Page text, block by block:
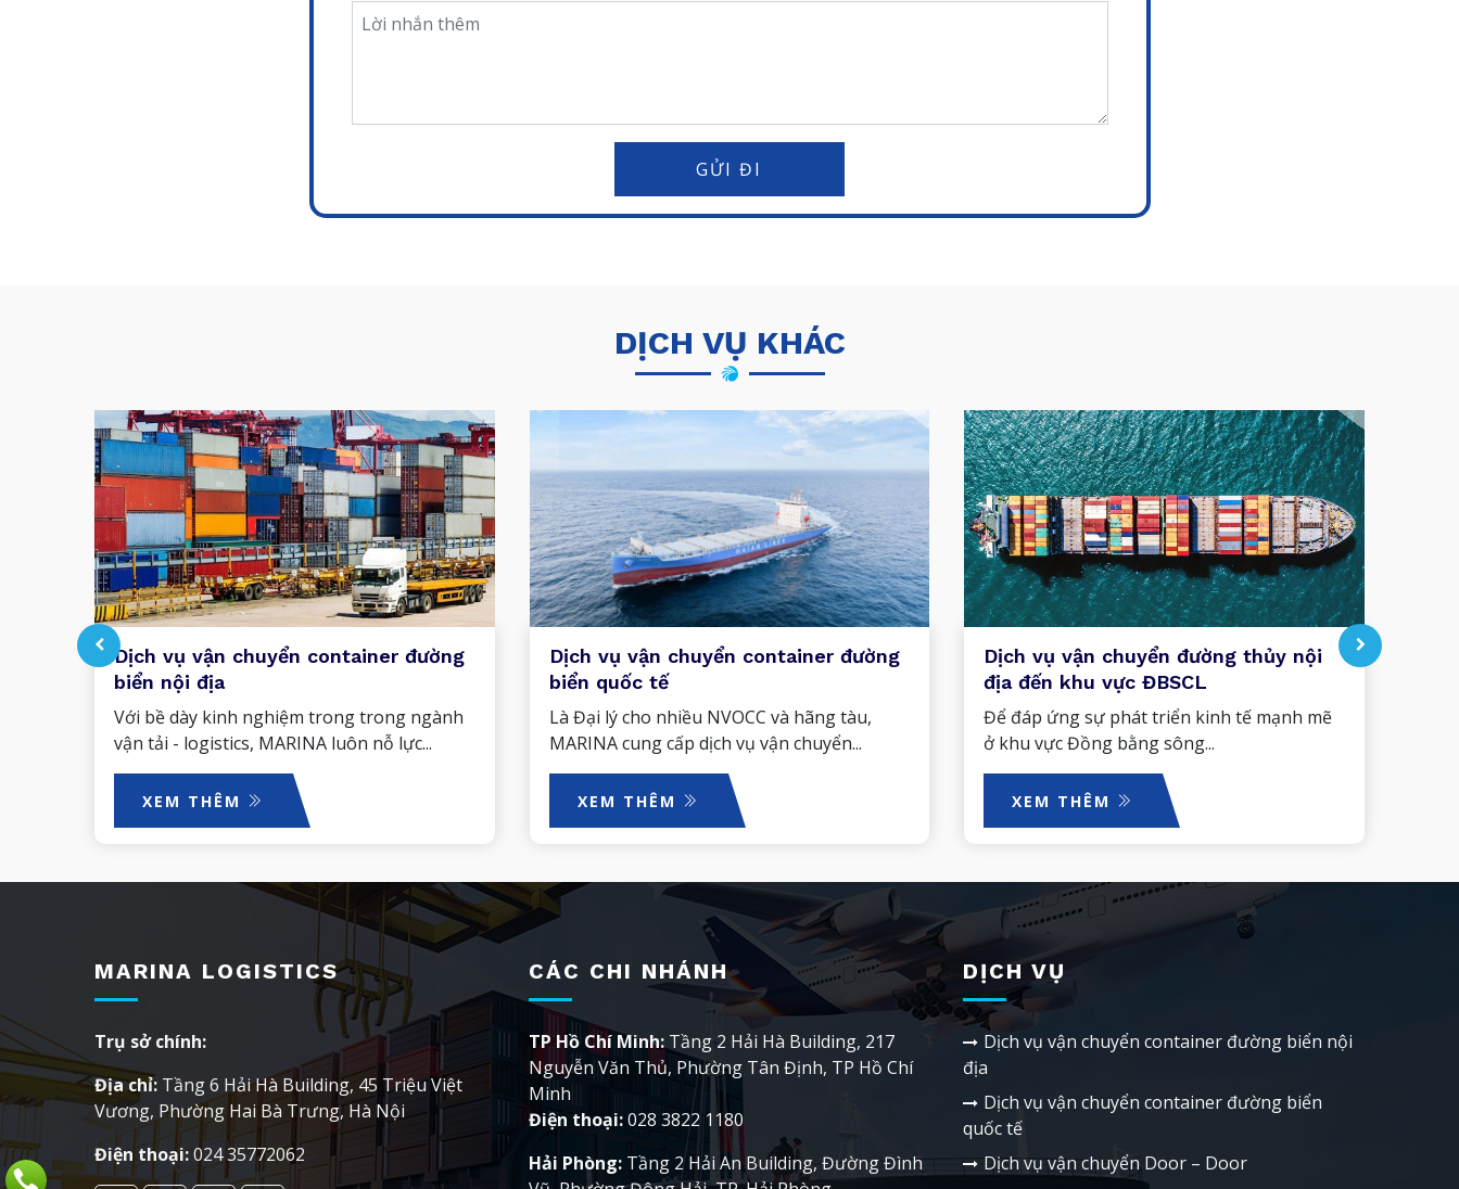
DỊCH VỤ KHÁC
Dịch vụ vận chuyển container đường
biển nội địa
Với bề dày kinh nghiệm trong trong ngành
vận tải - logistics, MARINA luôn nỗ lực...
XEM THÊM
Dịch vụ vận chuyển container đường
biển quốc tế
Là Đại lý cho nhiều NVOCC và hãng tàu,
MARINA cung cấp dịch vụ vận chuyển...
XEM THÊM
Dịch vụ vận chuyển đường thủy nội
địa đến khu vực ĐBSCL
Để đáp ứng sự phát triển kinh tế mạnh mẽ
ở khu vực Đồng bằng sông...
XEM THÊM
MARINA LOGISTICS
Trụ sở chính:
Địa chỉ: Tầng 6 Hải Hà Building, 45 Triệu Việt
Vương, Phường Hai Bà Trưng, Hà Nội
Điện thoại:024 35772062
CÁC CHI NHÁNH
TP Hồ Chí Minh:Tầng 2 Hải Hà Building, 217
Nguyễn Văn Thủ, Phường Tân Định, TP Hồ Chí
Minh
Điện thoại:028 3822 1180
Hải Phòng:Tầng 2 Hải An Building, Đường Đình
DỊCH VỤ
Dịch vụ vận chuyển container đường biển nội
địa
Dịch vụ vận chuyển container đường biển
quốc tế
Dịch vụ vận chuyển Door – Door